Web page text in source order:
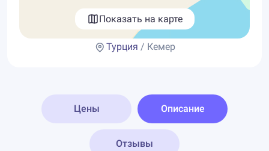
Показать на карте
Турция / Кемер
Цены Описание
Отзывы